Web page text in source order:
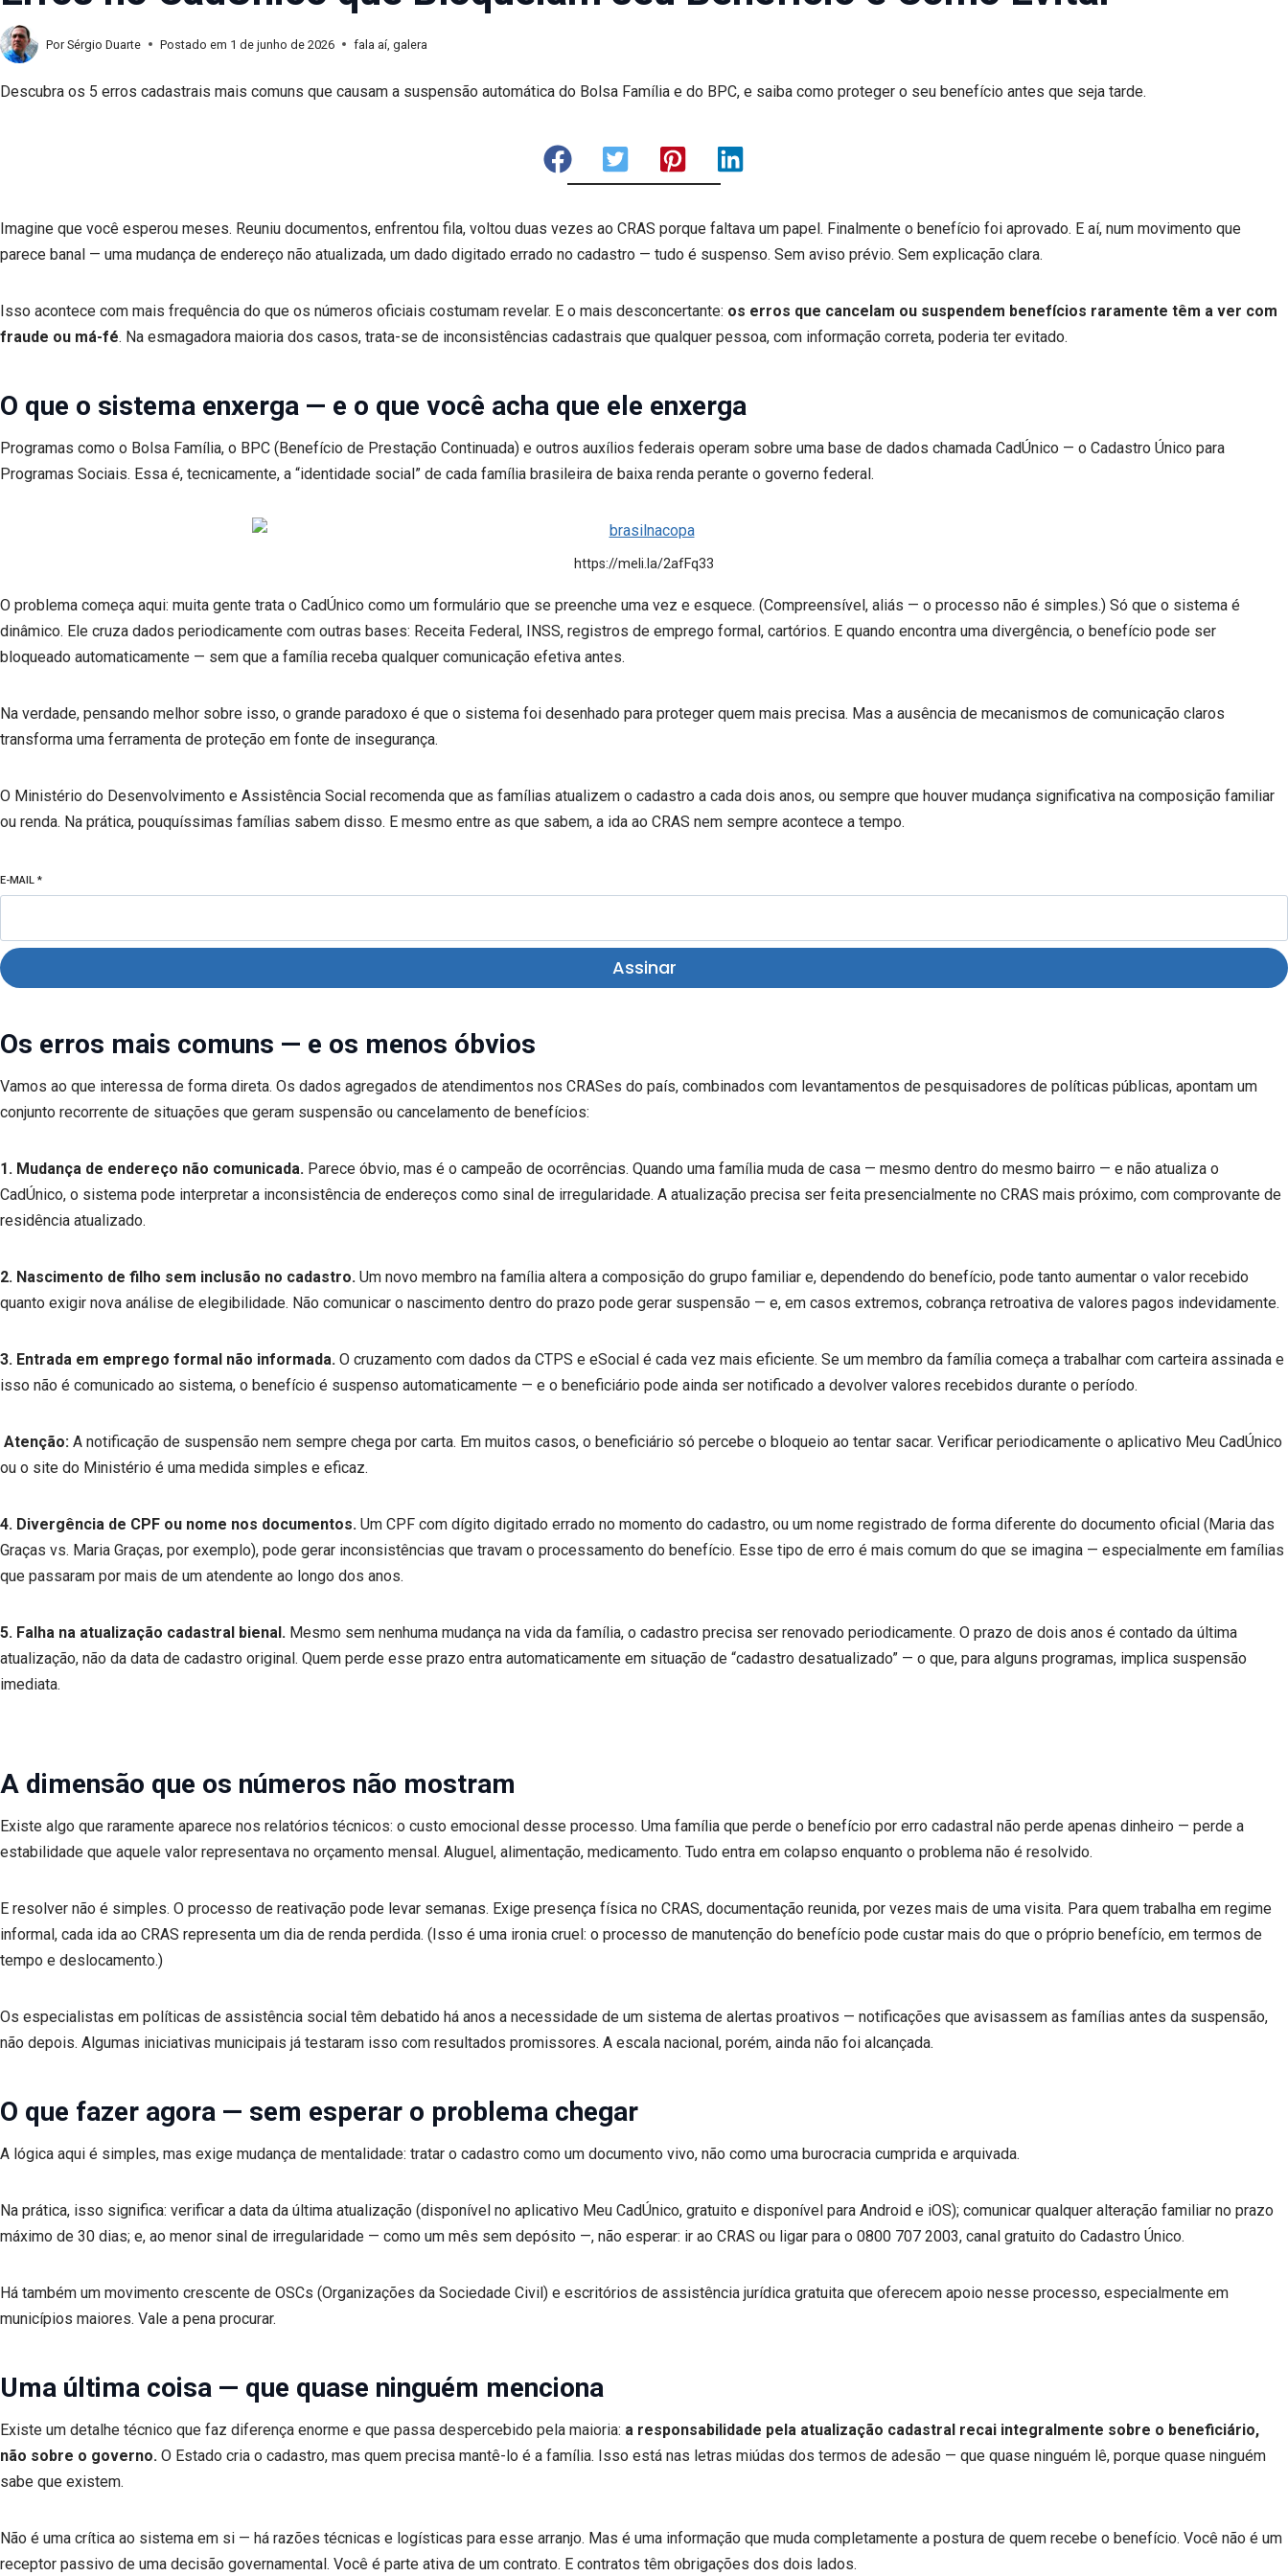
Por Sérgio Duarte Postado em 1 de junho de 2026 fala aí, galera
Descubra os 5 erros cadastrais mais comuns que causam a suspensão automática do Bolsa Família e do BPC, e saiba como proteger o seu benefício antes que seja tarde.
Imagine que você esperou meses. Reuniu documentos, enfrentou fila, voltou duas vezes ao CRAS porque faltava um papel. Finalmente o benefício foi aprovado. E aí, num movimento que
parece banal — uma mudança de endereço não atualizada, um dado digitado errado no cadastro — tudo é suspenso. Sem aviso prévio. Sem explicação clara.
Isso acontece com mais frequência do que os números oficiais costumam revelar. E o mais desconcertante: os erros que cancelam ou suspendem benefícios raramente têm a ver com
fraude ou má-fé. Na esmagadora maioria dos casos, trata-se de inconsistências cadastrais que qualquer pessoa, com informação correta, poderia ter evitado.
O que o sistema enxerga — e o que você acha que ele enxerga
Programas como o Bolsa Família, o BPC (Benefício de Prestação Continuada) e outros auxílios federais operam sobre uma base de dados chamada CadÚnico — o Cadastro Único para
Programas Sociais. Essa é, tecnicamente, a “identidade social” de cada família brasileira de baixa renda perante o governo federal.
https://meli.la/2afFq33
O problema começa aqui: muita gente trata o CadÚnico como um formulário que se preenche uma vez e esquece. (Compreensível, aliás — o processo não é simples.) Só que o sistema é
dinâmico. Ele cruza dados periodicamente com outras bases: Receita Federal, INSS, registros de emprego formal, cartórios. E quando encontra uma divergência, o benefício pode ser
bloqueado automaticamente — sem que a família receba qualquer comunicação efetiva antes.
Na verdade, pensando melhor sobre isso, o grande paradoxo é que o sistema foi desenhado para proteger quem mais precisa. Mas a ausência de mecanismos de comunicação claros
transforma uma ferramenta de proteção em fonte de insegurança.
O Ministério do Desenvolvimento e Assistência Social recomenda que as famílias atualizem o cadastro a cada dois anos, ou sempre que houver mudança significativa na composição familiar
ou renda. Na prática, pouquíssimas famílias sabem disso. E mesmo entre as que sabem, a ida ao CRAS nem sempre acontece a tempo.
E-MAIL *
Assinar
Os erros mais comuns — e os menos óbvios
Vamos ao que interessa de forma direta. Os dados agregados de atendimentos nos CRASes do país, combinados com levantamentos de pesquisadores de políticas públicas, apontam um
conjunto recorrente de situações que geram suspensão ou cancelamento de benefícios:
1. Mudança de endereço não comunicada. Parece óbvio, mas é o campeão de ocorrências. Quando uma família muda de casa — mesmo dentro do mesmo bairro — e não atualiza o
CadÚnico, o sistema pode interpretar a inconsistência de endereços como sinal de irregularidade. A atualização precisa ser feita presencialmente no CRAS mais próximo, com comprovante de
residência atualizado.
2. Nascimento de filho sem inclusão no cadastro. Um novo membro na família altera a composição do grupo familiar e, dependendo do benefício, pode tanto aumentar o valor recebido
quanto exigir nova análise de elegibilidade. Não comunicar o nascimento dentro do prazo pode gerar suspensão — e, em casos extremos, cobrança retroativa de valores pagos indevidamente.
3. Entrada em emprego formal não informada. O cruzamento com dados da CTPS e eSocial é cada vez mais eficiente. Se um membro da família começa a trabalhar com carteira assinada e
isso não é comunicado ao sistema, o benefício é suspenso automaticamente — e o beneficiário pode ainda ser notificado a devolver valores recebidos durante o período.
Atenção: A notificação de suspensão nem sempre chega por carta. Em muitos casos, o beneficiário só percebe o bloqueio ao tentar sacar. Verificar periodicamente o aplicativo Meu CadÚnico
ou o site do Ministério é uma medida simples e eficaz.
4. Divergência de CPF ou nome nos documentos. Um CPF com dígito digitado errado no momento do cadastro, ou um nome registrado de forma diferente do documento oficial (Maria das
Graças vs. Maria Graças, por exemplo), pode gerar inconsistências que travam o processamento do benefício. Esse tipo de erro é mais comum do que se imagina — especialmente em famílias
que passaram por mais de um atendente ao longo dos anos.
5. Falha na atualização cadastral bienal. Mesmo sem nenhuma mudança na vida da família, o cadastro precisa ser renovado periodicamente. O prazo de dois anos é contado da última
atualização, não da data de cadastro original. Quem perde esse prazo entra automaticamente em situação de “cadastro desatualizado” — o que, para alguns programas, implica suspensão
imediata.
A dimensão que os números não mostram
Existe algo que raramente aparece nos relatórios técnicos: o custo emocional desse processo. Uma família que perde o benefício por erro cadastral não perde apenas dinheiro — perde a
estabilidade que aquele valor representava no orçamento mensal. Aluguel, alimentação, medicamento. Tudo entra em colapso enquanto o problema não é resolvido.
E resolver não é simples. O processo de reativação pode levar semanas. Exige presença física no CRAS, documentação reunida, por vezes mais de uma visita. Para quem trabalha em regime
informal, cada ida ao CRAS representa um dia de renda perdida. (Isso é uma ironia cruel: o processo de manutenção do benefício pode custar mais do que o próprio benefício, em termos de
tempo e deslocamento.)
Os especialistas em políticas de assistência social têm debatido há anos a necessidade de um sistema de alertas proativos — notificações que avisassem as famílias antes da suspensão,
não depois. Algumas iniciativas municipais já testaram isso com resultados promissores. A escala nacional, porém, ainda não foi alcançada.
O que fazer agora — sem esperar o problema chegar
A lógica aqui é simples, mas exige mudança de mentalidade: tratar o cadastro como um documento vivo, não como uma burocracia cumprida e arquivada.
Na prática, isso significa: verificar a data da última atualização (disponível no aplicativo Meu CadÚnico, gratuito e disponível para Android e iOS); comunicar qualquer alteração familiar no prazo
máximo de 30 dias; e, ao menor sinal de irregularidade — como um mês sem depósito —, não esperar: ir ao CRAS ou ligar para o 0800 707 2003, canal gratuito do Cadastro Único.
Há também um movimento crescente de OSCs (Organizações da Sociedade Civil) e escritórios de assistência jurídica gratuita que oferecem apoio nesse processo, especialmente em
municípios maiores. Vale a pena procurar.
Uma última coisa — que quase ninguém menciona
Existe um detalhe técnico que faz diferença enorme e que passa despercebido pela maioria: a responsabilidade pela atualização cadastral recai integralmente sobre o beneficiário,
não sobre o governo. O Estado cria o cadastro, mas quem precisa mantê-lo é a família. Isso está nas letras miúdas dos termos de adesão — que quase ninguém lê, porque quase ninguém
sabe que existem.
Não é uma crítica ao sistema em si — há razões técnicas e logísticas para esse arranjo. Mas é uma informação que muda completamente a postura de quem recebe o benefício. Você não é um
receptor passivo de uma decisão governamental. Você é parte ativa de um contrato. E contratos têm obrigações dos dois lados.